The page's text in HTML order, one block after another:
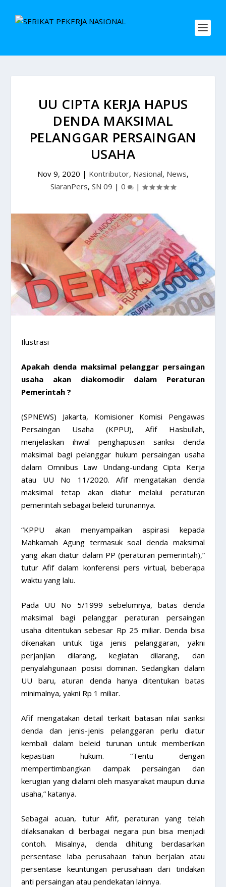
UU CIPTA KERJA HAPUS
DENDA MAKSIMAL
PELANGGAR PERSAINGAN
USAHA
Nov 9, 2020 | Kontributor, Nasional, News,
SiaranPers, SN 09 | 0 |
Ilustrasi
Apakah denda maksimal pelanggar persaingan
usaha akan diakomodir dalam Peraturan
Pemerintah ?
(SPNEWS) Jakarta, Komisioner Komisi Pengawas
Persaingan Usaha (KPPU), Afif Hasbullah,
menjelaskan ihwal penghapusan sanksi denda
maksimal bagi pelanggar hukum persaingan usaha
dalam Omnibus Law Undang-undang Cipta Kerja
atau UU No 11/2020. Afif mengatakan denda
maksimal tetap akan diatur melalui peraturan
pemerintah sebagai beleid turunannya.
“KPPU akan menyampaikan aspirasi kepada
Mahkamah Agung termasuk soal denda maksimal
yang akan diatur dalam PP (peraturan pemerintah),”
tutur Afif dalam konferensi pers virtual, beberapa
waktu yang lalu.
Pada UU No 5/1999 sebelumnya, batas denda
maksimal bagi pelanggar peraturan persaingan
usaha ditentukan sebesar Rp 25 miliar. Denda bisa
dikenakan untuk tiga jenis pelanggaran, yakni
perjanjian dilarang, kegiatan dilarang, dan
penyalahgunaan posisi dominan. Sedangkan dalam
UU baru, aturan denda hanya ditentukan batas
minimalnya, yakni Rp 1 miliar.
Afif mengatakan detail terkait batasan nilai sanksi
denda dan jenis-jenis pelanggaran perlu diatur
kembali dalam beleid turunan untuk memberikan
kepastian hukum. “Tentu dengan
mempertimbangkan dampak persaingan dan
kerugian yang dialami oleh masyarakat maupun dunia
usaha,” katanya.
Sebagai acuan, tutur Afif, peraturan yang telah
dilaksanakan di berbagai negara pun bisa menjadi
contoh. Misalnya, denda dihitung berdasarkan
persentase laba perusahaan tahun berjalan atau
persentase keuntungan perusahaan dari tindakan
anti persaingan atau pendekatan lainnya.